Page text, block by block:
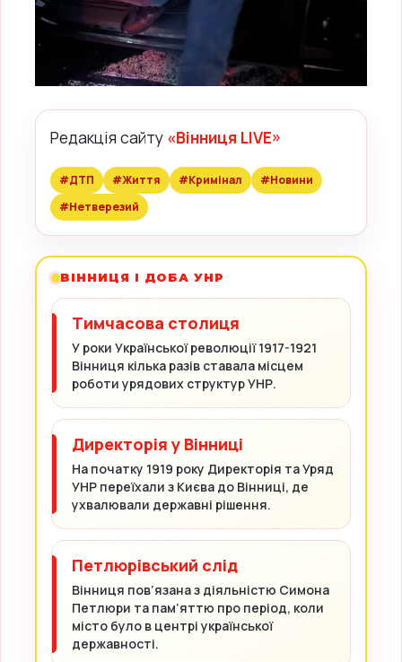
Редакція сайту «Вінниця LIVE»
#ДТП #Життя #Кримінал
#Новини
#Нетверезий
ВІННИЦЯ І ДОБА УНР
Тимчасова столиця
У роки Української революції 1917-1921
Вінниця кілька разів ставала місцем
роботи урядових структур УНР.
Директорія у Вінниці
На початку 1919 року Директорія та Уряд
УНР переїхали з Києва до Вінниці, де
ухвалювали державні рішення.
Петлюрівський слід
Вінниця пов’язана з діяльністю Симона
Петлюри та пам’яттю про період, коли
місто було в центрі української
державності.